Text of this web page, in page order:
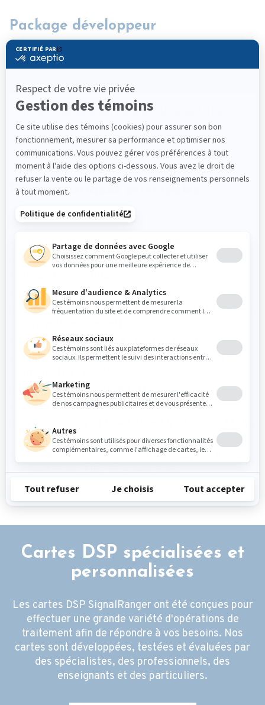
Package développeur
Signal Ranger Analog_16, Installateur (LabVIEW
8.5)
Note : L’installateur de la SR-MK2 doit etre
installé avant l’installateur de la Analog_16
Caractéristiques principales
Entrées analogiques différentielles
Nombre d’entrée : 16 (synchronisées)
SNR : 88 dB
Taux d’échantillonnage : 0 à 26 kHz (104 kHz sans
Largeur de bande : 0 à Fs/2 (DC inclu)
Gamme dynamique : Simple extrémité : ±10 V –
Impédance d’entrée: 85 kOhms
Entrée microphone Electret
Gain ajustable : 0 to 42 dB in 1.5 dB steps, 48 dB,
54 dB
Filtre anti-repliement : délai de groupe — IIR : 5
échantillons ; FIR : 18 échantillons
Cartes DSP spécialisées et
personnalisées
Les cartes DSP SignalRanger ont été conçues pour
effectuer une grande variété d'opérations de
traitement afin de répondre à vos besoins. Nos
cartes sont développées, testées et évaluées par
des spécialistes, des professionnels, des
enseignants et des particuliers.